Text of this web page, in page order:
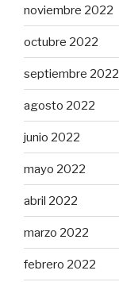
noviembre 2022
octubre 2022
septiembre 2022
agosto 2022
junio 2022
mayo 2022
abril 2022
marzo 2022
febrero 2022